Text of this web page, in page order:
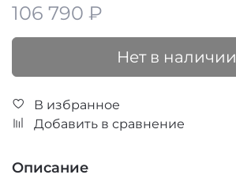
106 790 ₽
Нет в наличии
В избранное
Добавить в сравнение
Описание